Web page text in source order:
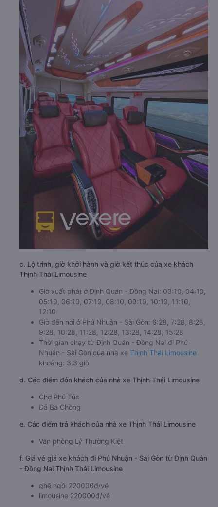
c. Lộ trình, giờ khởi hành và giờ kết thúc của xe khách
Thịnh Thái Limousine
Giờ xuất phát ở Định Quán - Đồng Nai: 03:10, 04:10,
05:10, 06:10, 07:10, 08:10, 09:10, 10:10, 11:10,
12:10
Giờ đến nơi ở Phú Nhuận - Sài Gòn: 6:28, 7:28, 8:28,
9:28, 10:28, 11:28, 12:28, 13:28, 14:28, 15:28
Thời gian chạy từ Định Quán - Đồng Nai đi Phú
Nhuận - Sài Gòn của nhà xe Thịnh Thái Limousine
khoảng: 3.3 giờ
d. Các điểm đón khách của nhà xe Thịnh Thái Limousine
Chợ Phú Túc
Đá Ba Chồng
e. Các điểm trả khách của nhà xe Thịnh Thái Limousine
Văn phòng Lý Thường Kiệt
f. Giá vé giá xe khách đi Phú Nhuận - Sài Gòn từ Định Quán
- Đồng Nai Thịnh Thái Limousine
ghế ngồi 220000đ/vé
limousine 220000đ/vé